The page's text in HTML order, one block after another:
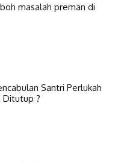
masalah preman di
Santri Perlukah
Ditutup ?